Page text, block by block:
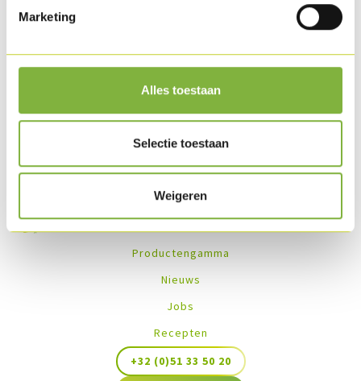
Marketing
Alles toestaan
Selectie toestaan
Weigeren
Beschikbaar zowel in gekoeld als gekoeld lang houdbaar
Recepten met dit product
Productengamma
Nieuws
Jobs
Recepten
+32 (0)51 33 50 20